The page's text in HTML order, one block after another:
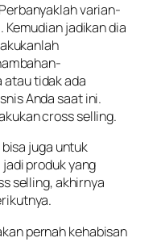
varian-
Kemudian jadikan dia
atau tidak ada
Anda saat ini.
cross selling.
juga untuk
produk yang
selling, akhirnya
pernah kehabisan